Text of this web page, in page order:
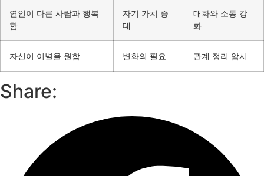
연인이 다른 사람과 행복
함
자기 가치 증
대
대화와 소통 강
화
자신이 이별을 원함 변화의 필요 관계 정리 암시
Share: